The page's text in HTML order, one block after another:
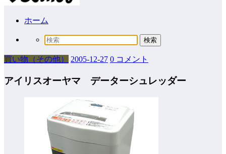
ホーム
買い物（その他） 2005-12-27 0 コメント
アイリスオーヤマ データーシュレッダー